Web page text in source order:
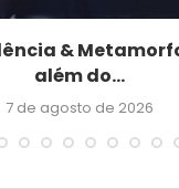
&
além do...
7 de agosto de 2026